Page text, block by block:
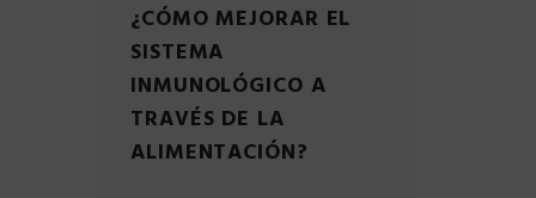
¿CÓMO MEJORAR EL
SISTEMA
INMUNOLÓGICO A
TRAVÉS DE LA
ALIMENTACIÓN?